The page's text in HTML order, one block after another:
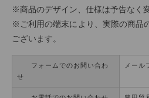
※商品のデザイン、仕様は予告なく
※ご利用の端末により、実際の商品
ございます。
フォームでのお問い合わ
せ
メール